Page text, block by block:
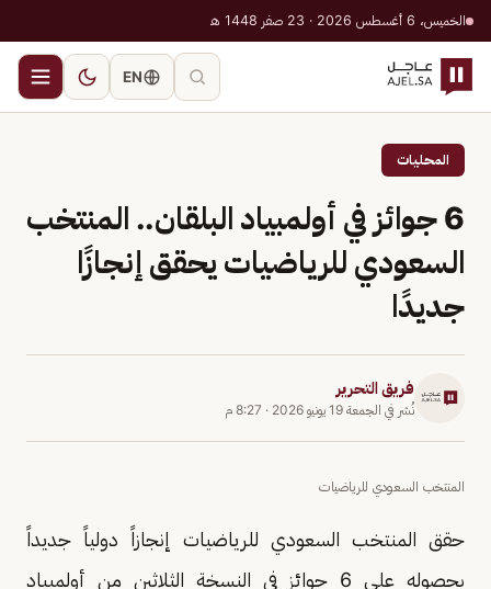
الخميس، 6 أغسطس 2026 · 23 صفر 1448 هـ
EN
المحليات
6 جوائز في أولمبياد البلقان.. المنتخب
السعودي للرياضيات يحقق إنجازًا
جديدًا
فريق التحرير
نُشر في الجمعة 19 يونيو 2026 · 8:27 م
المنتخب السعودي للرياضيات
حقق المنتخب السعودي للرياضيات إنجازاً دولياً جديداً
بحصوله على 6 جوائز في النسخة الثلاثين من أولمبياد